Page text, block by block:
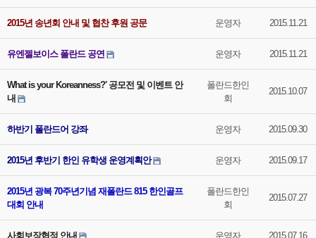
2015년 송년회 안내 및 협찬 후원 공문 운영자 2015.11.21
유엔젤보이스 폴란드 공연 운영자 2015.11.21
What is your Koreanness?' 공모전 및 이벤트 안
내
폴란드한인
회
2015.10.07
하반기 폴란드어 강좌 운영자 2015.09.30
2015년 후반기 한인 유학생 운영계획안 운영자 2015.09.17
2015년 광복 70주년기념 재폴란드 815 한인골프
대회 안내
폴란드한인
회
2015.07.27
사회보장협정 안내 운영자 2015.07.16